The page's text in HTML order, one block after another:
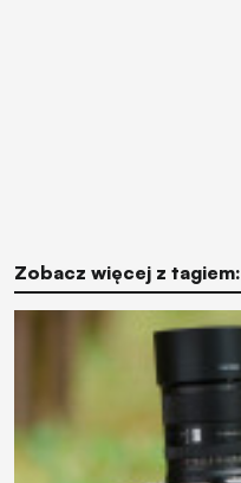
Zobacz więcej z tagiem: